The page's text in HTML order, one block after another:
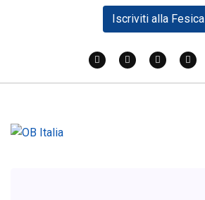
Iscriviti alla Fesica